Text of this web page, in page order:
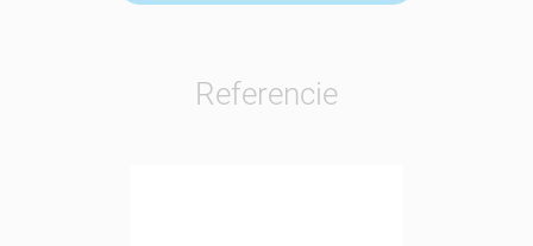
Referencie